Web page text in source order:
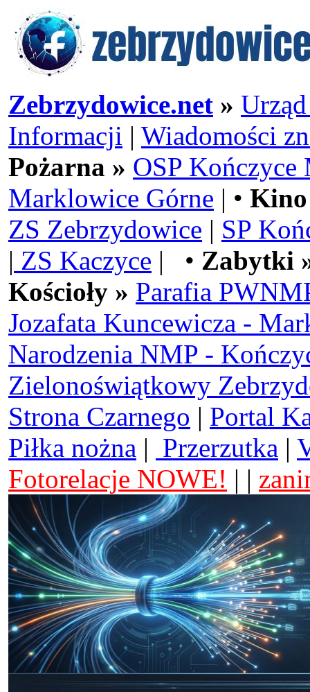
Zebrzydowice.net »
Informacji | Wiadomości
Pożarna » OSP Kończyce
Marklowice Górne | •
ZS Zebrzydowice | SP
| ZS Kaczyce | • Zabytki
Kościoły » Parafia
Jozafata Kuncewicza -
Narodzenia NMP -
Zielonoświątkowy
Strona Czarnego | Portal
Piłka nożna | Przerzutka |
Fotorelacje NOWE! | |